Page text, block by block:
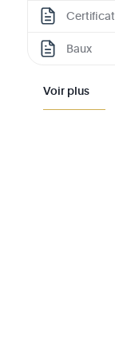
Baux
Voir plus